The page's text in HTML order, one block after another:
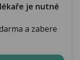
je nutné
a zabere